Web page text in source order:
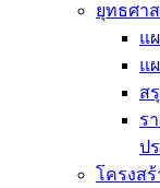
ยุทธศา
แ
แ
ส
ร
ป
โครงส